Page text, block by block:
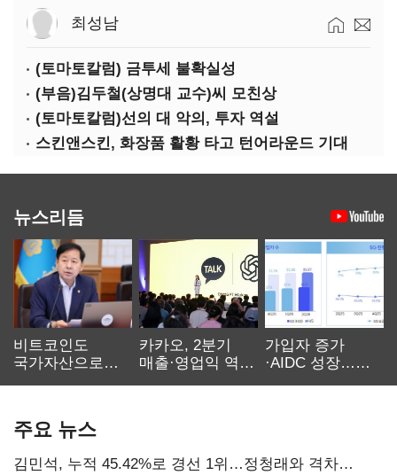
최성남
(토마토칼럼) 금투세 불확실성
(부음)김두철(상명대 교수)씨 모친상
(토마토칼럼)선의 대 악의, 투자 역설
스킨앤스킨, 화장품 활황 타고 턴어라운드 기대
뉴스리듬
비트코인도
국가자산으로…'
카카오, 2분기
매출·영업익 역대
가입자 증가
·AIDC 성장…
주요 뉴스
김민석, 누적 45.42%로 경선 1위…정청래와 격차